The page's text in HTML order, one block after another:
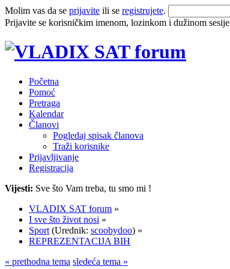
Molim vas da se prijavite ili se registrujete.
Prijavite se korisničkim imenom, lozinkom i dužinom sesije
Početna
Pomoć
Pretraga
Kalendar
Članovi
Pogledaj spisak članova
Traži korisnike
Prijavljivanje
Registracija
Vijesti: Sve što Vam treba, tu smo mi !
VLADIX SAT forum »
I sve što život nosi »
Sport (Urednik: scoobydoo) »
REPREZENTACIJA BIH
« prethodna tema sledeća tema »